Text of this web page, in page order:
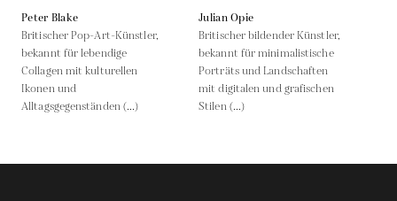
Peter Blake
Britischer Pop-Art-Künstler,
bekannt für lebendige
Collagen mit kulturellen
Ikonen und
Alltagsgegenständen (...)
Julian Opie
Britischer bildender Künstler,
bekannt für minimalistische
Porträts und Landschaften
mit digitalen und grafischen
Stilen (...)